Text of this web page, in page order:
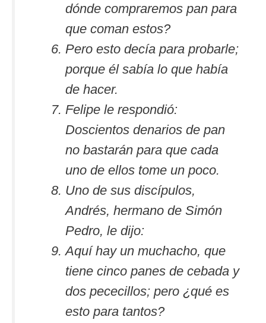
dónde compraremos pan para
que coman estos?
Pero esto decía para probarle;
porque él sabía lo que había
de hacer.
Felipe le respondió:
Doscientos denarios de pan
no bastarán para que cada
uno de ellos tome un poco.
Uno de sus discípulos,
Andrés, hermano de Simón
Pedro, le dijo:
Aquí hay un muchacho, que
tiene cinco panes de cebada y
dos pececillos; pero ¿qué es
esto para tantos?